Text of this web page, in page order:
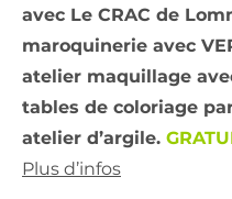
avec Le CRAC de
maroquinerie avec
atelier maquillage
tables de coloriage
atelier d’argile.
Plus d’infos